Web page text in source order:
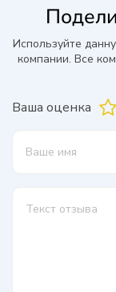
Используйте
компании. Все
Ваша оценка